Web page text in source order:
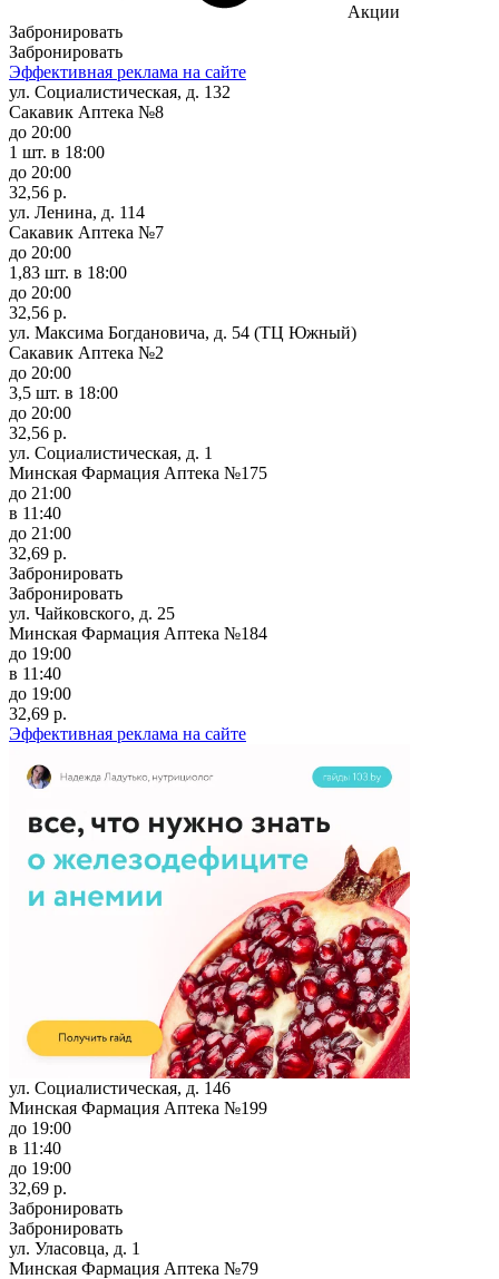
Акции
Забронировать
Забронировать
Эффективная реклама на сайте
ул. Социалистическая, д. 132
Сакавик Аптека №8
до 20:00
1 шт. в 18:00
до 20:00
32,56 р.
ул. Ленина, д. 114
Сакавик Аптека №7
до 20:00
1,83 шт. в 18:00
до 20:00
32,56 р.
ул. Максима Богдановича, д. 54 (ТЦ Южный)
Сакавик Аптека №2
до 20:00
3,5 шт. в 18:00
до 20:00
32,56 р.
ул. Социалистическая, д. 1
Минская Фармация Аптека №175
до 21:00
в 11:40
до 21:00
32,69 р.
Забронировать
Забронировать
ул. Чайковского, д. 25
Минская Фармация Аптека №184
до 19:00
в 11:40
до 19:00
32,69 р.
Эффективная реклама на сайте
ул. Социалистическая, д. 146
Минская Фармация Аптека №199
до 19:00
в 11:40
до 19:00
32,69 р.
Забронировать
Забронировать
ул. Уласовца, д. 1
Минская Фармация Аптека №79